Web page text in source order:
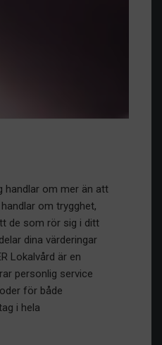
om mer än att
om trygghet,
de som rör sig i ditt
dina värderingar
Lokalvård är en
personlig service
för både
i hela